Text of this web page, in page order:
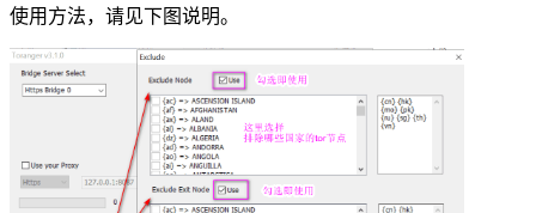
使用方法，请见下图说明。